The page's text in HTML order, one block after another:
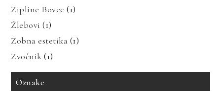
Zipline Bovec (1)
Žlebovi (1)
Zobna estetika (1)
Zvočnik (1)
Oznake